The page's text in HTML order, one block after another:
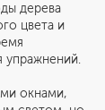
дерева
цвета и
упражнений.
окнами,